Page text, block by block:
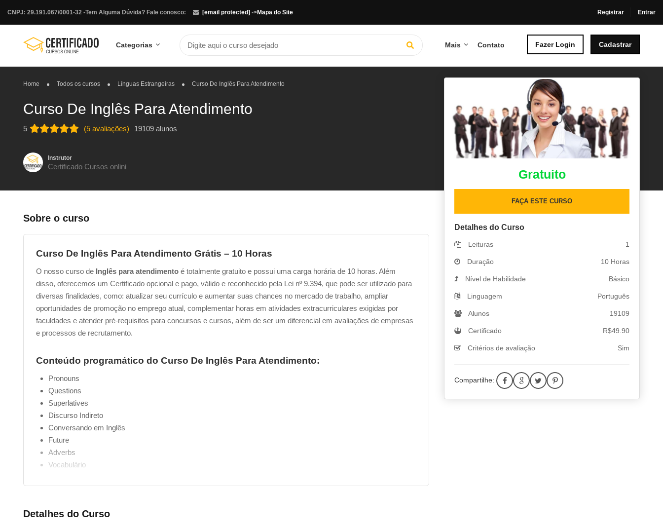
Tem Alguma Dúvida? Fale conosco: [email protected]
CNPJ: 29.191.067/0001-32 - ->Mapa do Site Registrar Entrar
Categorias Mais Contato Fazer Login Cadastrar
Home Todos os cursos Línguas Estrangeiras Curso De Inglês Para Atendimento
Curso De Inglês Para Atendimento
5 (5 avaliações) 19109 alunos
Instrutor
Certificado Cursos onlini
Sobre o curso
Curso De Inglês Para Atendimento Grátis – 10 Horas
O nosso curso de Inglês para atendimento é totalmente gratuito e possui uma carga horária de 10 horas. Além
disso, oferecemos um Certificado opcional e pago, válido e reconhecido pela Lei nº 9.394, que pode ser utilizado para
diversas finalidades, como: atualizar seu currículo e aumentar suas chances no mercado de trabalho, ampliar
oportunidades de promoção no emprego atual, complementar horas em atividades extracurriculares exigidas por
faculdades e atender pré-requisitos para concursos e cursos, além de ser um diferencial em avaliações de empresas
e processos de recrutamento.
Conteúdo programático do Curso De Inglês Para Atendimento:
Pronouns
Questions
Superlatives
Discurso Indireto
Conversando em Inglês
Future
Adverbs
Vocabulário
Detalhes do Curso
Gratuito
FAÇA ESTE CURSO
Detalhes do Curso
Leituras 1
Duração 10 Horas
Nível de Habilidade Básico
Linguagem Português
Alunos 19109
Certificado R$49.90
Critérios de avaliação Sim
Compartilhe: